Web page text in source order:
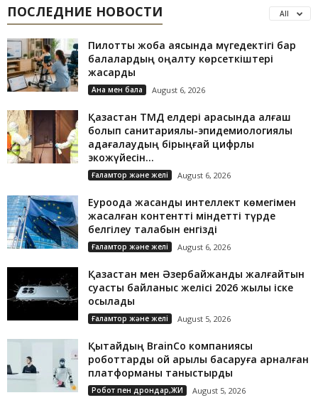
ПОСЛЕДНИЕ НОВОСТИ All
Пилоттық жоба аясында мүгедектігі бар
балалардың оңалту көрсеткіштері
жақсарды
Ана мен бала August 6, 2026
Қазақстан ТМД елдері арасында алғаш
болып санитариялық-эпидемиологиялық
қадағалаудың бірыңғай цифрлық
экожүйесін...
Ғаламтор және желі August 6, 2026
Еуроодақ жасанды интеллект көмегімен
жасалған контентті міндетті түрде
белгілеу талабын енгізді
Ғаламтор және желі August 6, 2026
Қазақстан мен Әзербайжанды жалғайтын
суасты байланыс желісі 2026 жылы іске
қосылады
Ғаламтор және желі August 5, 2026
Қытайдың BrainCo компаниясы
роботтарды ой арқылы басқаруға арналған
платформаны таныстырды
Робот пен дрондар,ЖИ August 5, 2026